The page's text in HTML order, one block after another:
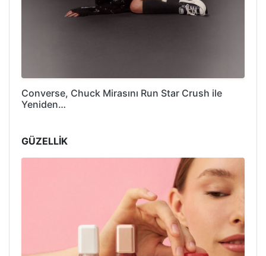
Converse, Chuck Mirasını Run Star Crush ile
Yeniden…
GÜZELLİK